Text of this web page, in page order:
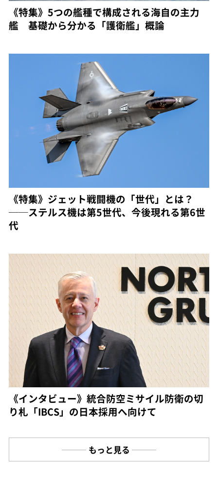
《特集》5つの艦種で構成される海自の主力
艦 基礎から分かる「護衛艦」概論
《特集》ジェット戦闘機の「世代」とは？
──ステルス機は第5世代、今後現れる第6世
代
《インタビュー》統合防空ミサイル防衛の切
り札「IBCS」の日本採用へ向けて
もっと見る